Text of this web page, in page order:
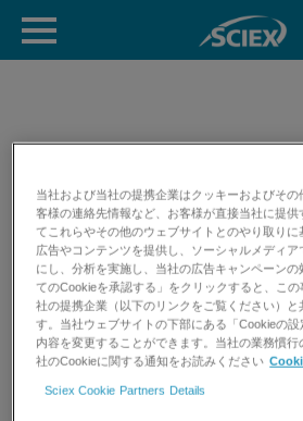
Please note: For optimal software
need to be using the most recent
and Internet Explorer. If you are having
download pleaserequest support
当社および当社の提携企業はクッキーおよびそ
客様の連絡先情報など、お客様が直接当社に提供
てこれらやその他のウェブサイトとのやり取り
広告やコンテンツを提供し、ソーシャルメディ
にし、分析を実施し、当社の広告キャンペーン
てのCookieを承認する」をクリックすると、こ
社の提携企業（以下のリンクをご覧ください）と
す。当社ウェブサイトの下部にある「Cookieの
内容を変更することができます。当社の業務慣
社のCookieに関する通知をお読みください
Sciex Cookie Partners Details